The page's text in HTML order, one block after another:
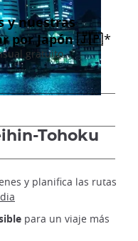
Tohoku
y planifica las rutas
para un viaje más